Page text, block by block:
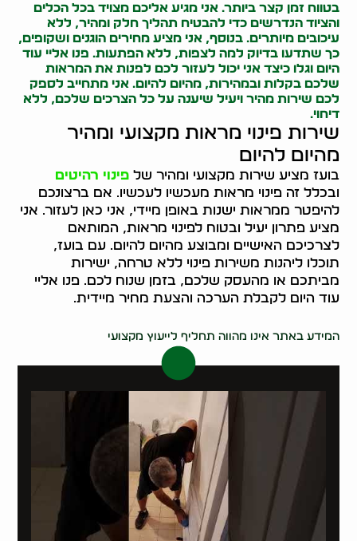
בטווח זמן קצר ביותר. אני מגיע אליכם מצויד בכל הכלים
והציוד הנדרשים כדי להבטיח תהליך חלק ומהיר, ללא
עיכובים מיותרים. בנוסף, אני מציע מחירים הוגנים ושקופים,
כך שתדעו בדיוק למה לצפות, ללא הפתעות. פנו אליי עוד
היום וגלו כיצד אני יכול לעזור לכם לפנות את המראות
שלכם בקלות ובמהירות, מהיום להיום. אני מתחייב לספק
לכם שירות מהיר ויעיל שיענה על כל הצרכים שלכם, ללא
דיחוי.
שירות פינוי מראות מקצועי ומהיר
מהיום להיום
בועז מציע שירות מקצועי ומהיר שלפינוי רהיטים
ובכלל זה פינוי מראות מעכשיו לעכשיו. אם ברצונכם
להיפטר ממראות ישנות באופן מיידי, אני כאן לעזור. אני
מציע פתרון יעיל ובטוח לפינוי מראות, המותאם
לצרכיכם האישיים ומבוצע מהיום להיום. עם בועז,
תוכלו ליהנות משירות פינוי ללא טרחה, ישירות
מביתכם או מהעסק שלכם, בזמן שנוח לכם. פנו אליי
עוד היום לקבלת הערכה והצעת מחיר מיידית.
המידע באתר אינו מהווה תחליף לייעוץ מקצועי